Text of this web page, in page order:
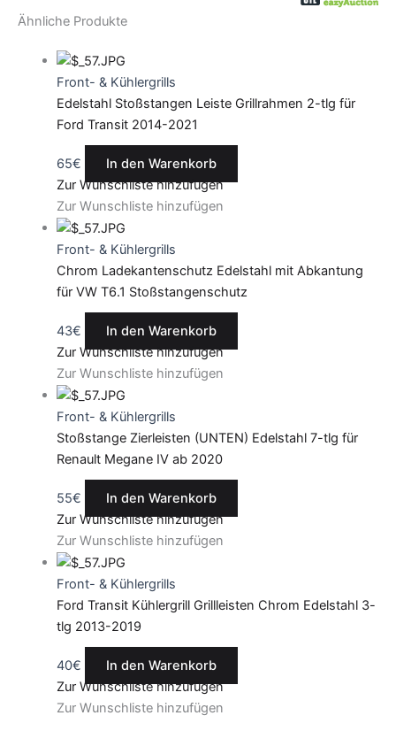
Ähnliche Produkte
Front- & Kühlergrills
Edelstahl Stoßstangen Leiste Grillrahmen 2-tlg für
Ford Transit 2014-2021
65€
In den Warenkorb
Zur Wunschliste hinzufügen
Zur Wunschliste hinzufügen
Front- & Kühlergrills
Chrom Ladekantenschutz Edelstahl mit Abkantung
für VW T6.1 Stoßstangenschutz
43€
In den Warenkorb
Zur Wunschliste hinzufügen
Zur Wunschliste hinzufügen
Front- & Kühlergrills
Stoßstange Zierleisten (UNTEN) Edelstahl 7-tlg für
Renault Megane IV ab 2020
55€
In den Warenkorb
Zur Wunschliste hinzufügen
Zur Wunschliste hinzufügen
Front- & Kühlergrills
Ford Transit Kühlergrill Grillleisten Chrom Edelstahl 3-
tlg 2013-2019
40€
In den Warenkorb
Zur Wunschliste hinzufügen
Zur Wunschliste hinzufügen